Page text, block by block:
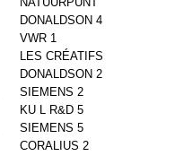
DONALDSON 4
VWR 1
LES CRÉATIFS
DONALDSON 2
SIEMENS 2
KU L R&D 5
SIEMENS 5
CORALIUS 2